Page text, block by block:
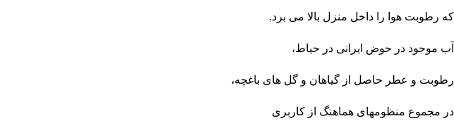
که رطوبت هوا را داخل منزل بالا می برد.
آب موجود در حوض ایرانی در حیاط،
رطوبت و عطر حاصل از گیاهان و گل های باغچه،
در مجموع منظومهای هماهنگ از کاربری